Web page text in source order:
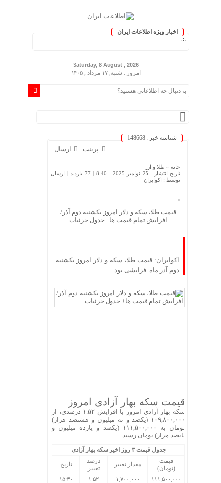
اخبار ویژه اطلاعات ایران
Saturday, 8 August , 2026
امروز : شنبه, ۱۷ مرداد , ۱۴۰۵
شناسه خبر : 148668
ارسال پرینت
خانه » طلا و ارز
تاریخ انتشار : 25 نوامبر 2025 - 8:40 |
77 بازدید
| ارسال
توسط : اکوایران
قیمت طلا، سکه و دلار امروز یکشنبه دوم آذر/
افزایش تمام قیمت ها+ جدول جزئیات
اکوایران: قیمت طلا، سکه و دلار امروز یکشنبه
دوم آذر ماه افزایشی بود.
قیمت سکه بهار آزادی امروز
سکه بهار آزادی امروز با افزایش ۱.۵۲ درصدی، از
۱۰۹,۸۰۰,۰۰۰ (یکصد و نه میلیون و هشتصد هزار)
تومان به ۱۱۱,۵۰۰,۰۰۰ (یکصد و یازده میلیون و
پانصد هزار) تومان رسید.
جدول قیمت ۳ روز اخیر سکه بهار آزادی
قیمت
(تومان)
مقدار تغییر
درصد
تغییر
تاریخ
۱۱۱,۵۰۰,۰۰۰ ۱,۷۰۰,۰۰۰ ۱.۵۲
۱۵:۳۰